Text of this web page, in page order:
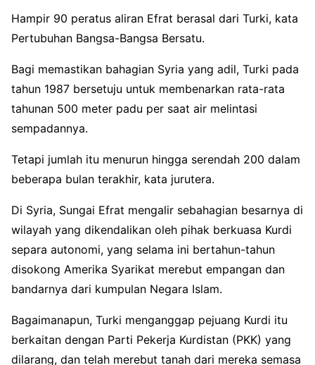
Hampir 90 peratus aliran Efrat berasal dari Turki, kata
Pertubuhan Bangsa-Bangsa Bersatu.
Bagi memastikan bahagian Syria yang adil, Turki pada
tahun 1987 bersetuju untuk membenarkan rata-rata
tahunan 500 meter padu per saat air melintasi
sempadannya.
Tetapi jumlah itu menurun hingga serendah 200 dalam
beberapa bulan terakhir, kata jurutera.
Di Syria, Sungai Efrat mengalir sebahagian besarnya di
wilayah yang dikendalikan oleh pihak berkuasa Kurdi
separa autonomi, yang selama ini bertahun-tahun
disokong Amerika Syarikat merebut empangan dan
bandarnya dari kumpulan Negara Islam.
Bagaimanapun, Turki menganggap pejuang Kurdi itu
berkaitan dengan Parti Pekerja Kurdistan (PKK) yang
dilarang, dan telah merebut tanah dari mereka semasa